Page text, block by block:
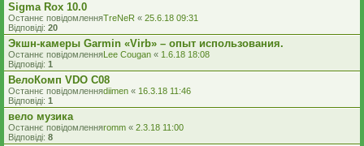
Sigma Rox 10.0
Останнє повідомленняTreNeR « 25.6.18 09:31
Відповіді: 20
Экшн-камеры Garmin «Virb» – опыт использования.
Останнє повідомленняLee Cougan « 1.6.18 18:08
Відповіді: 1
ВелоКомп VDO С08
Останнє повідомленняdiimen « 16.3.18 11:46
Відповіді: 1
вело музика
Останнє повідомленняromm « 2.3.18 11:00
Відповіді: 8